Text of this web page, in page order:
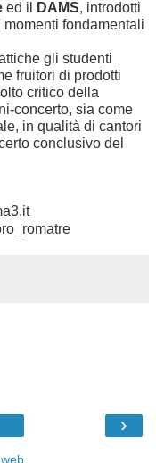
ed il DAMS, introdotti
fondamentali
gli studenti
fruitori di prodotti
critico della
concerto, sia come
in qualità di cantori
conclusivo del
›